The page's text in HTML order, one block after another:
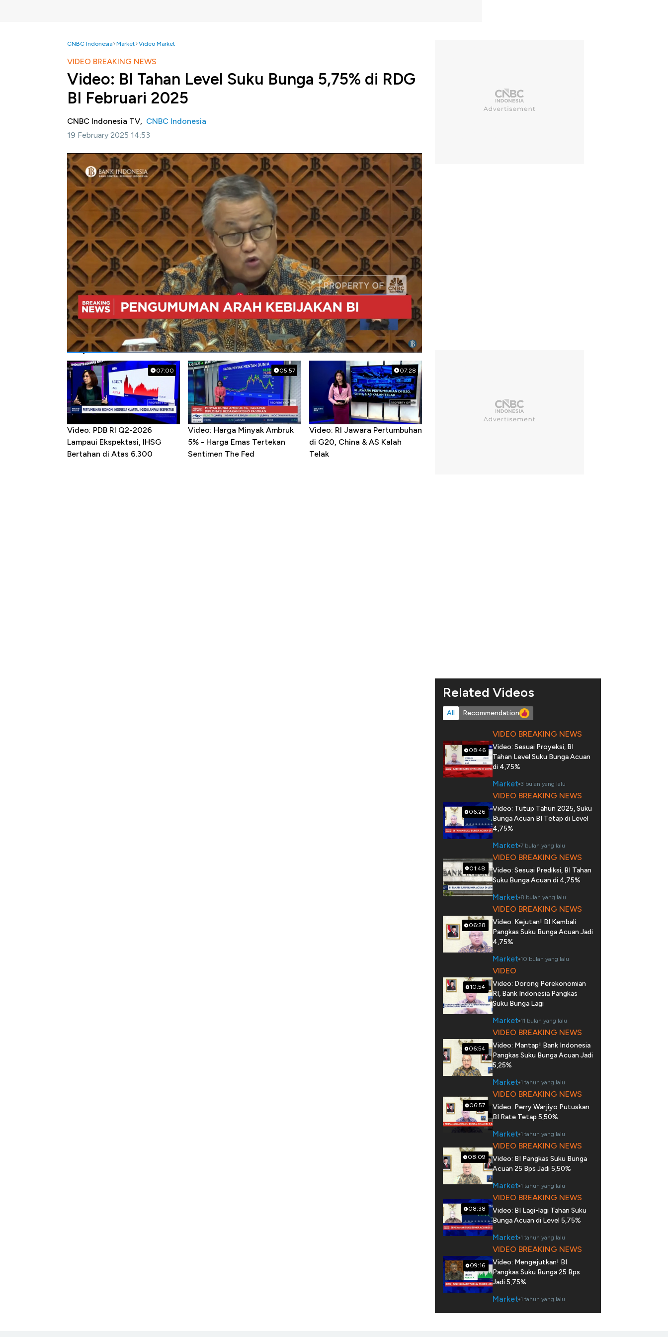
CNBC Indonesia Market Video Market
VIDEO BREAKING NEWS
Video: BI Tahan Level Suku Bunga 5,75% di RDG
BI Februari 2025
CNBC Indonesia TV, CNBC Indonesia
19 February 2025 14:53
Jakarta, CNBC Indonesia-Rapat Dewan Gubernur Bank Indonesia (RDG BI) pada Februari 2025
memutuskan untuk mempertahankan level suku bunga acuan di 5,75% dengan suku bunga Deposit
Facility sebesar 5,0% dan suku bunga lending facility sebesar 6,50%
Selengkapnya saksikan Breaking News, CNBC Indonesia (Rabu, 19/02/2025)
Bagikan:
#suku bunga #bi rate #bi #bank indonesia #perry warjiyo #rupiah
Popular Videos
07:00
Video; PDB RI Q2-2026
Lampaui Ekspektasi, IHSG
Bertahan di Atas 6.300
05:57
Video: Harga Minyak Ambruk
5% - Harga Emas Tertekan
Sentimen The Fed
07:28
Video: RI Jawara Pertumbuhan
di G20, China & AS Kalah
Telak
Related Videos
All Recommendation
08:46
VIDEO BREAKING NEWS
Video: Sesuai Proyeksi, BI
Tahan Level Suku Bunga Acuan
di 4,75%
Market 3 bulan yang lalu
06:26
VIDEO BREAKING NEWS
Video: Tutup Tahun 2025, Suku
Bunga Acuan BI Tetap di Level
4,75%
Market 7 bulan yang lalu
01:48
VIDEO BREAKING NEWS
Video: Sesuai Prediksi, BI Tahan
Suku Bunga Acuan di 4,75%
Market 8 bulan yang lalu
06:28
VIDEO BREAKING NEWS
Video: Kejutan! BI Kembali
Pangkas Suku Bunga Acuan Jadi
4,75%
Market 10 bulan yang lalu
10:54
VIDEO
Video: Dorong Perekonomian
RI, Bank Indonesia Pangkas
Suku Bunga Lagi
Market 11 bulan yang lalu
06:54
VIDEO BREAKING NEWS
Video: Mantap! Bank Indonesia
Pangkas Suku Bunga Acuan Jadi
5,25%
Market 1 tahun yang lalu
06:57
VIDEO BREAKING NEWS
Video: Perry Warjiyo Putuskan
BI Rate Tetap 5,50%
Market 1 tahun yang lalu
08:09
VIDEO BREAKING NEWS
Video: BI Pangkas Suku Bunga
Acuan 25 Bps Jadi 5,50%
Market 1 tahun yang lalu
08:38
VIDEO BREAKING NEWS
Video: BI Lagi-lagi Tahan Suku
Bunga Acuan di Level 5,75%
Market 1 tahun yang lalu
09:16
VIDEO BREAKING NEWS
Video: Mengejutkan! BI
Pangkas Suku Bunga 25 Bps
Jadi 5,75%
Market 1 tahun yang lalu